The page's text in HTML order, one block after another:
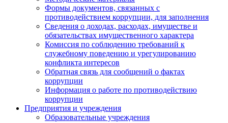
Формы документов, связанных с
противодействием коррупции, для заполнения
Сведения о доходах, расходах, имуществе и
обязательствах имущественного характера
Комиссия по соблюдению требований к
служебному поведению и урегулированию
конфликта интересов
Обратная связь для сообщений о фактах
коррупции
Информация о работе по противодействию
коррупции
Предприятия и учреждения
Образовательные учреждения